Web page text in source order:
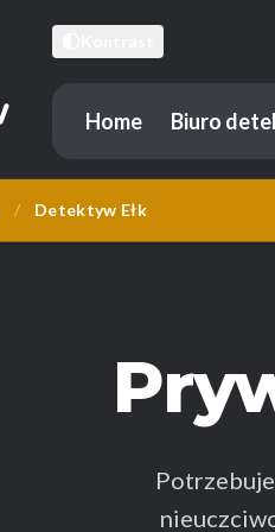
Home Biuro
/ Detektyw Ełk